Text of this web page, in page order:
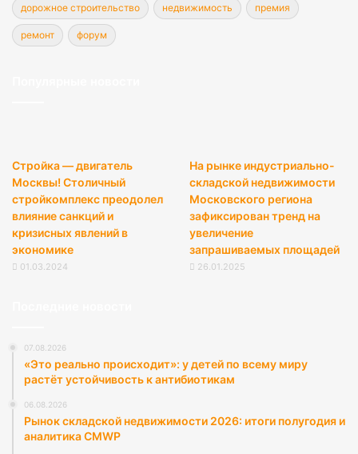
дорожное строительство недвижимость премия
ремонт форум
Стройка — двигатель
Москвы! Столичный
стройкомплекс преодолел
влияние санкций и
кризисных явлений в
экономике
01.03.2024
На рынке индустриально-
складской недвижимости
Московского региона
зафиксирован тренд на
увеличение
запрашиваемых площадей
26.01.2025
07.08.2026
«Это реально происходит»: у детей по всему миру
растёт устойчивость к антибиотикам
06.08.2026
Рынок складской недвижимости 2026: итоги полугодия и
аналитика CMWP